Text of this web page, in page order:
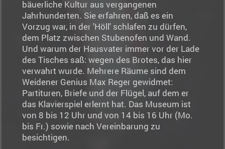
bäuerliche Kultur aus vergangenen
Jahrhunderten. Sie erfahren, daß es ein
Vorzug war, in der 'Höll' schlafen zu dürfen,
dem Platz zwischen Stubenofen und Wand.
Und warum der Hausvater immer vor der Lade
des Tisches saß: wegen des Brotes, das hier
verwahrt wurde. Mehrere Räume sind dem
Weidener Genius Max Reger gewidmet:
Partituren, Briefe und der Flügel, auf dem er
das Klavierspiel erlernt hat. Das Museum ist
von 8 bis 12 Uhr und von 14 bis 16 Uhr (Mo.
bis Fr.) sowie nach Vereinbarung zu
besichtigen.